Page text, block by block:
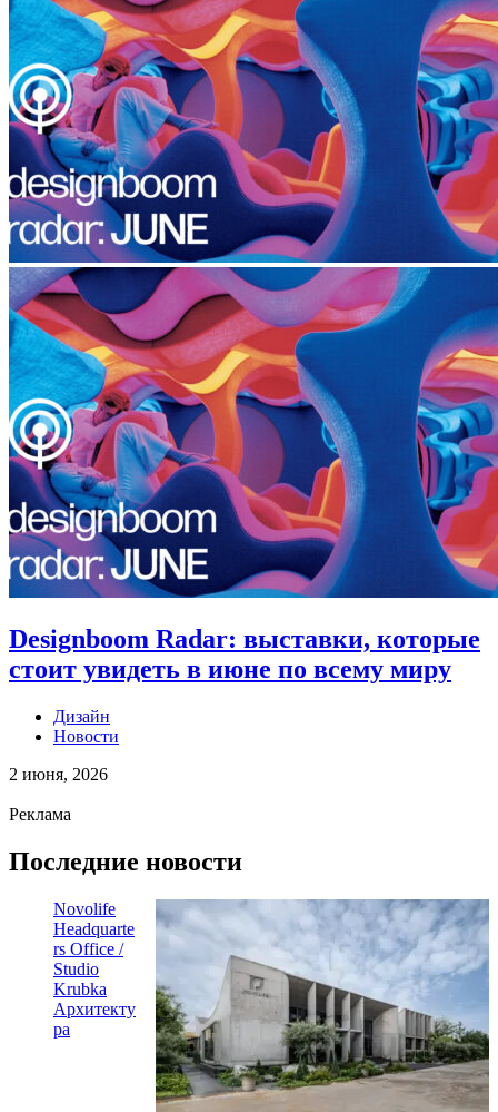
Designboom Radar: выставки, которые
стоит увидеть в июне по всему миру
Дизайн
Новости
2 июня, 2026
Реклама
Последние новости
Novolife
Headquarte
rs Office /
Studio
Krubka
Архитекту
ра